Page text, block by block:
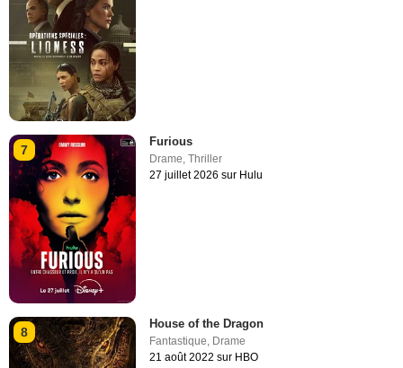
7
Furious
Drame ,Thriller
27 juillet 2026 sur Hulu
8
House of the Dragon
Fantastique, Drame
21 août 2022 sur HBO